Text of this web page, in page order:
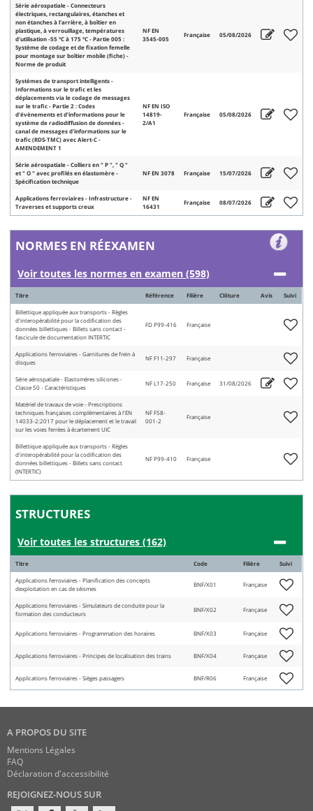
Série aérospatiale - Connecteurs
électriques, rectangulaires, étanches et
non étanches à l'arrière, à boîtier en
plastique, à verrouillage, températures
d'utilisation -55 °C à 175 °C - Partie 005 :
Système de codage et de fixation femelle
pour montage sur boîtier mobile (fiche) -
Norme de produit
NF EN
3545-005
Française 05/08/2026
Systèmes de transport intelligents -
Informations sur le trafic et les
déplacements via le codage de messages
sur le trafic - Partie 2 : Codes
d'évènements et d'informations pour le
système de radiodiffusion de données -
canal de messages d'informations sur le
trafic (RDS-TMC) avec Alert-C -
AMENDEMENT 1
NF EN ISO
14819-
2/A1
Française 05/08/2026
Série aérospatiale - Colliers en " P ", " Q "
et " O " avec profilés en élastomère -
Spécification technique
NF EN 3078 Française 15/07/2026
Applications ferroviaires - Infrastructure -
Traverses et supports creux
NF EN
16431
Française 08/07/2026
NORMES EN RÉEXAMEN
Voir toutes les normes en examen (598)
Titre Référence Filière Clôture Avis Suivi
Billettique appliquée aux transports - Règles
d'interopérabilité pour la codification des
données billettiques - Billets sans contact -
fascicule de documentation INTERTIC
FD P99-416 Française
Applications ferroviaires - Garnitures de frein à
disques
NF F11-297 Française
Série aérospatiale - Elastomères silicones -
Classe 50 - Caractéristiques
NF L17-250 Française 31/08/2026
Matériel de travaux de voie - Prescriptions
techniques françaises complémentaires à l'EN
14033-2:2017 pour le déplacement et le travail
sur les voies ferrées à écartement UIC
NF F58-
001-2
Française
Billettique appliquée aux transports - Règles
d'interopérabilité pour la codification des
données billettiques - Billets sans contact
(INTERTIC)
NF P99-410 Française
STRUCTURES
Voir toutes les structures (162)
Titre Code Filière Suivi
Applications ferroviaires - Planification des concepts
dexploitation en cas de séismes
BNF/X01 Française
Applications ferroviaires - Simulateurs de conduite pour la
formation des conducteurs
BNF/X02 Française
Applications ferroviaires - Programmation des horaires BNF/X03 Française
Applications ferroviaires - Principes de localisation des trains BNF/X04 Française
Applications ferroviaires - Sièges passagers BNF/R06 Française
A PROPOS DU SITE
Mentions Légales
FAQ
Déclaration d'accessibilité
REJOIGNEZ-NOUS SUR